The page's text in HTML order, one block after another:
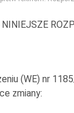
(WE) nr
zmiany: